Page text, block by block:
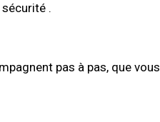
.
pas à pas, que vous